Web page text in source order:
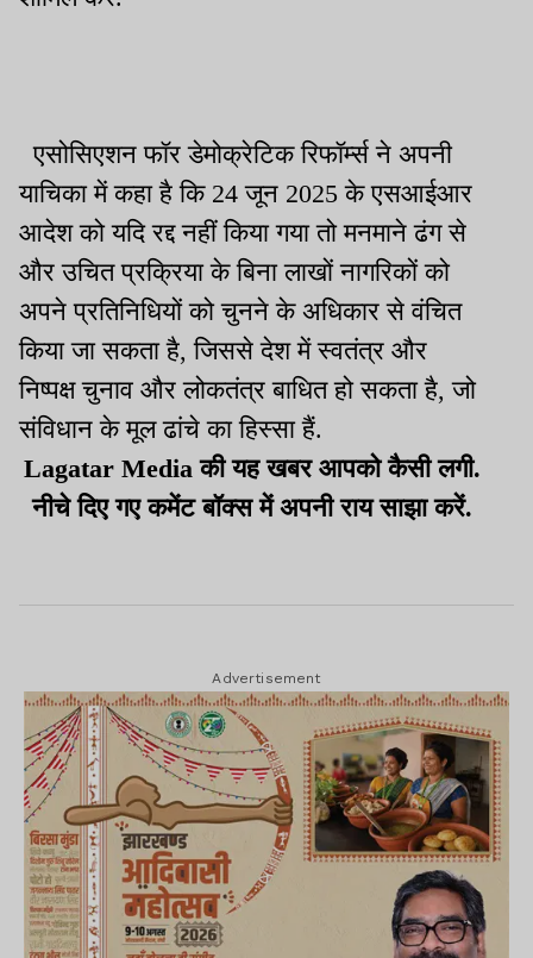
एसोसिएशन फॉर डेमोक्रेटिक रिफॉर्म्स ने अपनी
याचिका में कहा है कि 24 जून 2025 के एसआईआर
आदेश को यदि रद्द नहीं किया गया तो मनमाने ढंग से
और उचित प्रक्रिया के बिना लाखों नागरिकों को
अपने प्रतिनिधियों को चुनने के अधिकार से वंचित
किया जा सकता है, जिससे देश में स्वतंत्र और
निष्पक्ष चुनाव और लोकतंत्र बाधित हो सकता है, जो
संविधान के मूल ढांचे का हिस्सा हैं.
Lagatar Media की यह खबर आपको कैसी लगी.
नीचे दिए गए कमेंट बॉक्स में अपनी राय साझा करें.
Advertisement